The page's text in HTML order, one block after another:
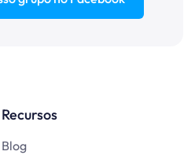
Recursos
Blog